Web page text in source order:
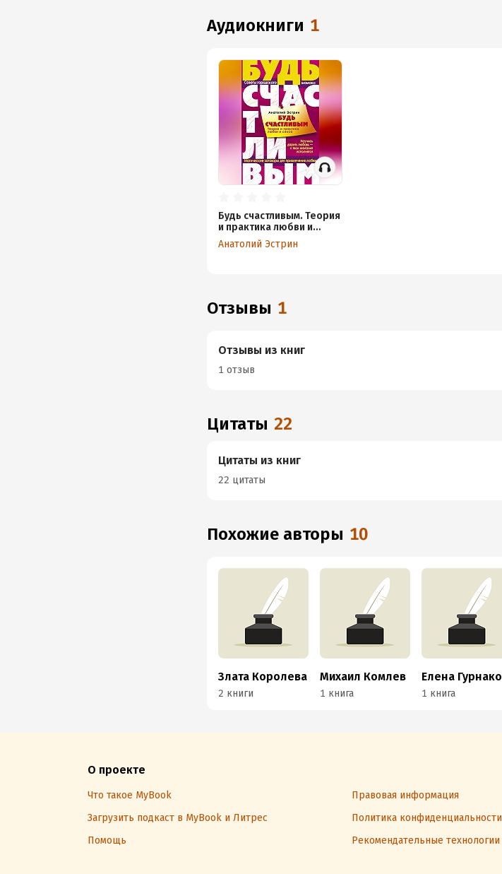
аудиокниги 1
Будь счастливым. Теория
и практика любви и
секса. Советы
городского шамана
Анатолий Эстрин
Отзывы 1
Отзывы из книг
1 отзыв
Цитаты 22
Цитаты из книг
22 цитаты
Похожие авторы 10
Злата Королева
2 книги
Михаил Комлев
1 книга 1 книга
О проекте
Что такое MyBook Правовая информация
Загрузить подкаст в MyBook и Литрес
Политика конфиденциальности
Помощь
Рекомендательные технологии